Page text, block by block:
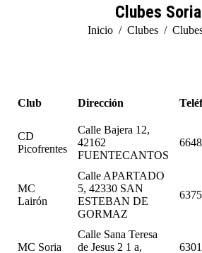
Clubes Soria
Estás aquí:
Inicio Clubes
Club Dirección
CD
Picofrentes
Calle Bajera 12,
42162
FUENTECANTOS
MC
Lairón
Calle APARTADO
5, 42330 SAN
ESTEBAN DE
GORMAZ
MC Soria
Calle Sana Teresa
de Jesus 2 1 a,